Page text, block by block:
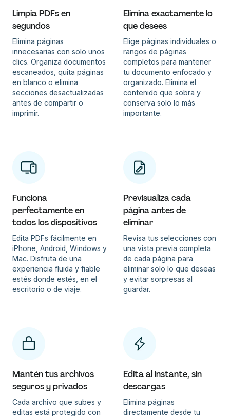
Limpia PDFs en
segundos
Elimina páginas
innecesarias con solo unos
clics. Organiza documentos
escaneados, quita páginas
en blanco o elimina
secciones desactualizadas
antes de compartir o
imprimir.
Elimina exactamente lo
que desees
Elige páginas individuales o
rangos de páginas
completos para mantener
tu documento enfocado y
organizado. Elimina el
contenido que sobra y
conserva solo lo más
importante.
Funciona
perfectamente en
todos los dispositivos
Edita PDFs fácilmente en
iPhone, Android, Windows y
Mac. Disfruta de una
experiencia fluida y fiable
estés donde estés, en el
escritorio o de viaje.
Previsualiza cada
página antes de
eliminar
Revisa tus selecciones con
una vista previa completa
de cada página para
eliminar solo lo que deseas
y evitar sorpresas al
guardar.
Mantén tus archivos
seguros y privados
Cada archivo que subes y
editas está protegido con
Edita al instante, sin
descargas
Elimina páginas
directamente desde tu